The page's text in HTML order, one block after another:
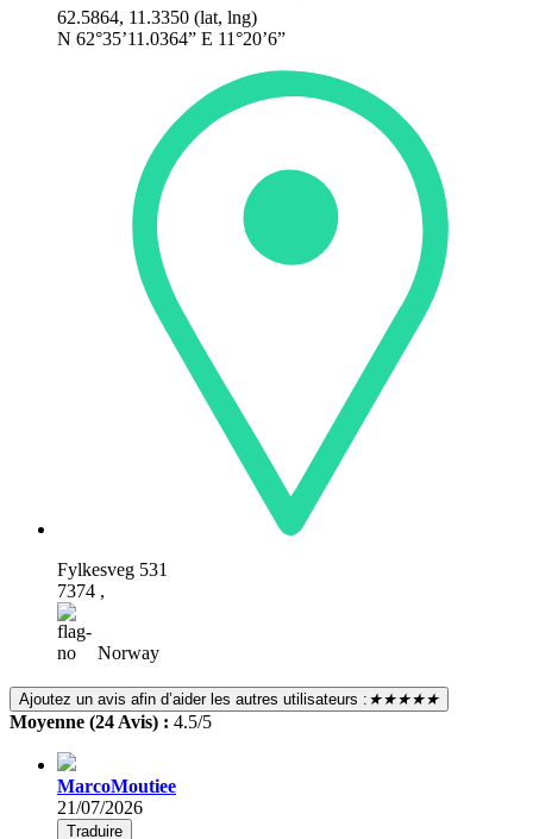
62.5864, 11.3350 (lat, lng)
N 62°35’11.0364” E 11°20’6”
Fylkesveg 531
7374 ,
Norway
Ajoutez un avis afin d’aider les autres utilisateurs : ★★★★★
Moyenne (24 Avis) : 4.5/5
MarcoMoutiee
21/07/2026
Traduire